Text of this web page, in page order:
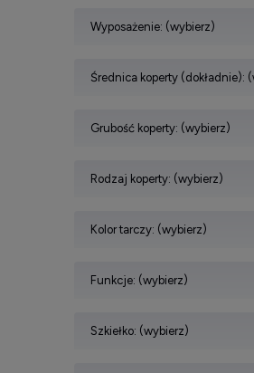
Wyposażenie: (wybierz)
Średnica koperty (dokładnie):
Grubość koperty: (wybierz)
Rodzaj koperty: (wybierz)
Kolor tarczy: (wybierz)
Funkcje: (wybierz)
Szkiełko: (wybierz)